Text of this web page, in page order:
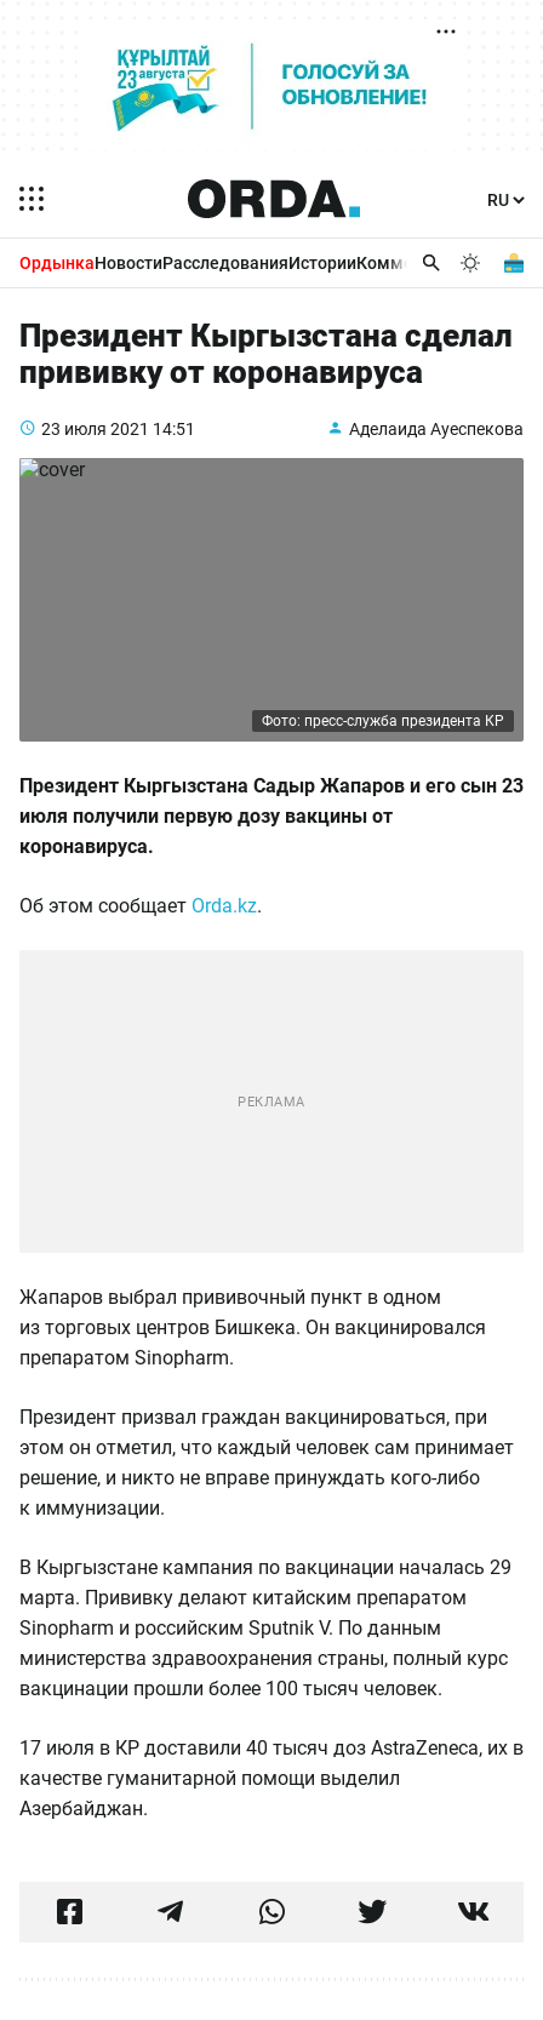
ОрдынкаНовостиРасследованияИсторииКомментарииБизнес
Президент Кыргызстана сделал
прививку от коронавируса
23 июля 2021 14:51 Аделаида Ауеспекова
Фото: пресс-служба президента КР
Президент Кыргызстана Садыр Жапаров и его сын 23
июля получили первую дозу вакцины от
коронавируса.
Об этом сообщает Orda.kz.
Жапаров выбрал прививочный пункт в одном
из торговых центров Бишкека. Он вакцинировался
препаратом Sinopharm.
Президент призвал граждан вакцинироваться, при
этом он отметил, что каждый человек сам принимает
решение, и никто не вправе принуждать кого-либо
к иммунизации.
В Кыргызстане кампания по вакцинации началась 29
марта. Прививку делают китайским препаратом
Sinopharm и российским Sputnik V. По данным
министерства здравоохранения страны, полный курс
вакцинации прошли более 100 тысяч человек.
17 июля в КР доставили 40 тысяч доз AstraZeneca, их в
качестве гуманитарной помощи выделил
Азербайджан.